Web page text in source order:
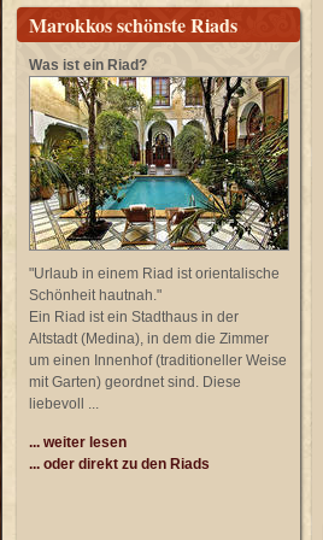
Marokkos schönste Riads
Was ist ein Riad?
"Urlaub in einem Riad ist orientalische
Schönheit hautnah."
Ein Riad ist ein Stadthaus in der
Altstadt (Medina), in dem die Zimmer
um einen Innenhof (traditioneller Weise
mit Garten) geordnet sind. Diese
liebevoll ...
... weiter lesen
... oder direkt zu den Riads